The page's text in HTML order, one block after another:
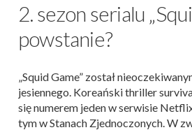
2. sezon serialu
powstanie?
„Squid Game” został
jesiennego. Koreański thriller
się numerem jeden w serwisie
tym w Stanach Zjednoczonych. W